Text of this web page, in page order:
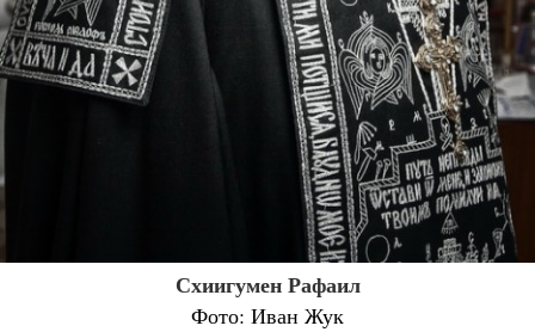
Схиигумен Рафаил
Фото: Иван Жук